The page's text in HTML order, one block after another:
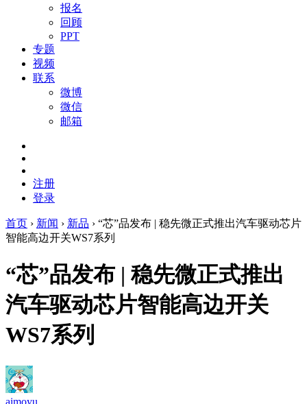
报名
回顾
PPT
专题
视频
联系
微博
微信
邮箱
注册
登录
首页 › 新闻 › 新品 › “芯”品发布 | 稳先微正式推出汽车驱动芯片
智能高边开关WS7系列
“芯”品发布 | 稳先微正式推出
汽车驱动芯片智能高边开关
WS7系列
aimoyu